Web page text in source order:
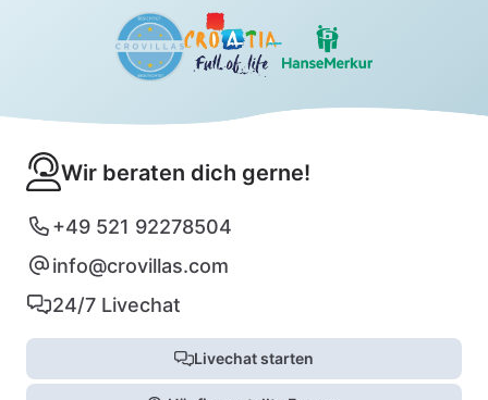
Wir beraten dich gerne!
+49 521 92278504
info@crovillas.com
24/7 Livechat
Livechat starten